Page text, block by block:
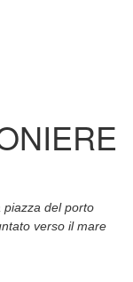
piazza del porto
verso il mare